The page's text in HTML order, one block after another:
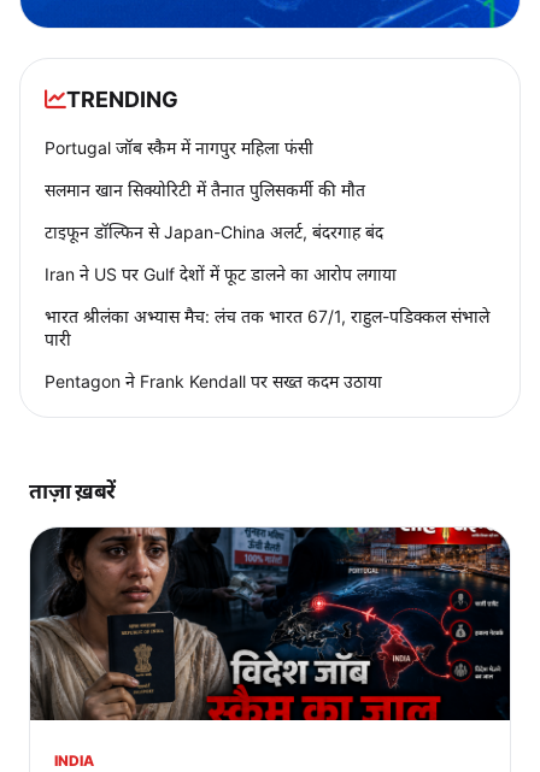
TRENDING
Portugal जॉब स्कैम में नागपुर महिला फंसी
सलमान खान सिक्योरिटी में तैनात पुलिसकर्मी की मौत
टाइफून डॉल्फिन से Japan-China अलर्ट, बंदरगाह बंद
Iran ने US पर Gulf देशों में फूट डालने का आरोप लगाया
भारत श्रीलंका अभ्यास मैच: लंच तक भारत 67/1, राहुल-पडिक्कल संभाले
पारी
Pentagon ने Frank Kendall पर सख्त कदम उठाया
ताज़ा ख़बरें
INDIA